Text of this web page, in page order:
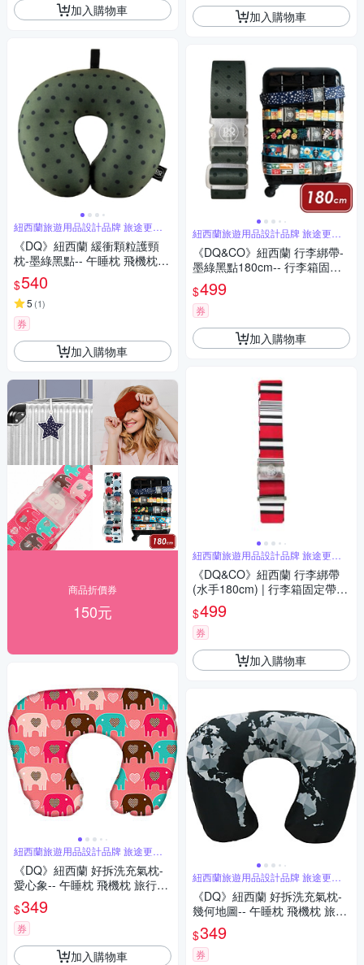
加入購物車
紐西蘭旅遊用品設計品牌 旅途更舒
適
《DQ》紐西蘭 緩衝顆粒護頸
枕-墨綠黑點-- 午睡枕 飛機枕
旅行枕 護頸枕 U行枕
$540
5 (1)
券
加入購物車
商品折價券
150元
紐西蘭旅遊用品設計品牌 旅途更舒
適
《DQ》紐西蘭 好拆洗充氣枕-
愛心象-- 午睡枕 飛機枕 旅行枕
護頸枕 U行枕
$349
券
加入購物車
加入購物車
紐西蘭旅遊用品設計品牌 旅途更舒
適
《DQ&CO》紐西蘭 行李綁帶-
墨綠黑點180cm-- 行李箱固定
帶 扣帶 束帶 綑綁帶 旅行箱帶
行李束帶
$499
券
加入購物車
紐西蘭旅遊用品設計品牌 旅途更舒
適
《DQ&CO》紐西蘭 行李綁帶
(水手180cm) | 行李箱固定帶
扣帶 束帶 綑綁帶 旅行箱帶 行
李束帶
$499
券
加入購物車
紐西蘭旅遊用品設計品牌 旅途更舒
適
《DQ》紐西蘭 好拆洗充氣枕-
幾何地圖-- 午睡枕 飛機枕 旅行
枕 護頸枕 U行枕
$349
券